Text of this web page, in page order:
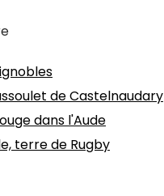
de Castelnaudary
dans l'Aude
terre de Rugby